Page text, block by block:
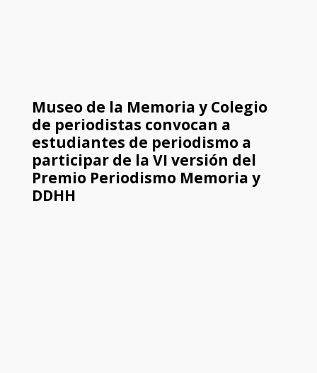
Museo de la Memoria y Colegio
de periodistas convocan a
estudiantes de periodismo a
participar de la VI versión del
Premio Periodismo Memoria y
DDHH